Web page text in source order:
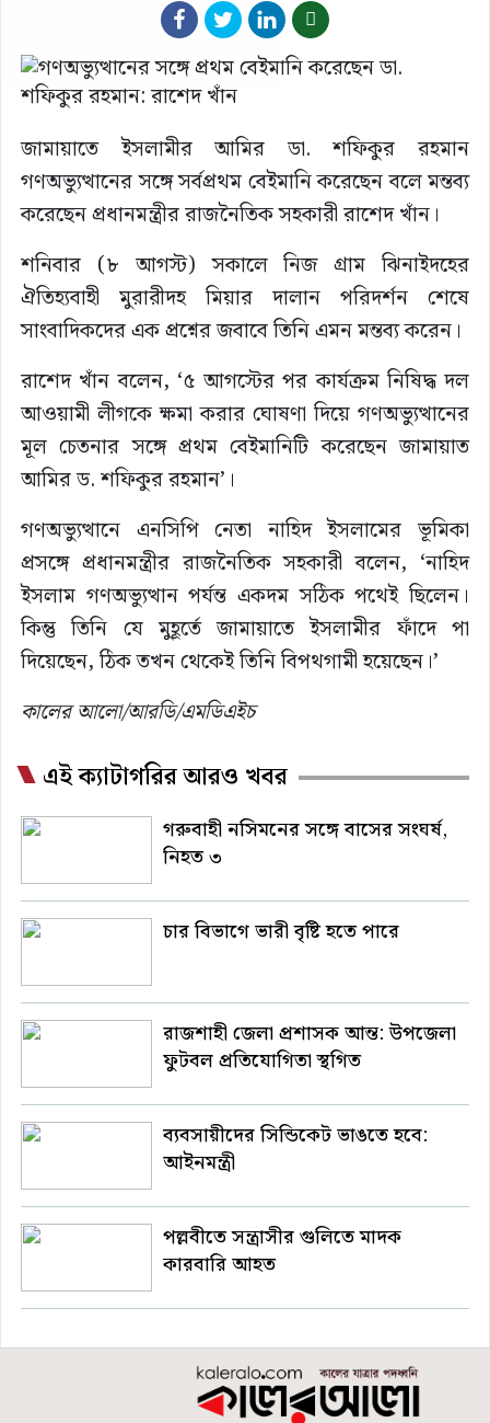
জামায়াতে ইসলামীর আমির ডা. শফিকুর রহমান
গণঅভ্যুত্থানের সঙ্গে সর্বপ্রথম বেইমানি করেছেন বলে মন্তব্য
করেছেন প্রধানমন্ত্রীর রাজনৈতিক সহকারী রাশেদ খাঁন।
শনিবার (৮ আগস্ট) সকালে নিজ গ্রাম ঝিনাইদহের
ঐতিহ্যবাহী মুরারীদহ মিয়ার দালান পরিদর্শন শেষে
সাংবাদিকদের এক প্রশ্নের জবাবে তিনি এমন মন্তব্য করেন।
রাশেদ খাঁন বলেন, ‘৫ আগস্টের পর কার্যক্রম নিষিদ্ধ দল
আওয়ামী লীগকে ক্ষমা করার ঘোষণা দিয়ে গণঅভ্যুত্থানের
মূল চেতনার সঙ্গে প্রথম বেইমানিটি করেছেন জামায়াত
আমির ড. শফিকুর রহমান’।
​গণঅভ্যুত্থানে এনসিপি নেতা নাহিদ ইসলামের ভূমিকা
প্রসঙ্গে প্রধানমন্ত্রীর রাজনৈতিক সহকারী বলেন, ‘নাহিদ
ইসলাম গণঅভ্যুত্থান পর্যন্ত একদম সঠিক পথেই ছিলেন।
কিন্তু তিনি যে মুহূর্তে জামায়াতে ইসলামীর ফাঁদে পা
দিয়েছেন, ঠিক তখন থেকেই তিনি বিপথগামী হয়েছেন।’
কালের আলো/আরডি/এমডিএইচ
এই ক্যাটাগরির আরও খবর
গরুবাহী নসিমনের সঙ্গে বাসের সংঘর্ষ,
নিহত ৩
চার বিভাগে ভারী বৃষ্টি হতে পারে
রাজশাহী জেলা প্রশাসক আন্ত: উপজেলা
ফুটবল প্রতিযোগিতা স্থগিত
ব্যবসায়ীদের সিন্ডিকেট ভাঙতে হবে:
আইনমন্ত্রী
পল্লবীতে সন্ত্রাসীর গুলিতে মাদক
কারবারি আহত